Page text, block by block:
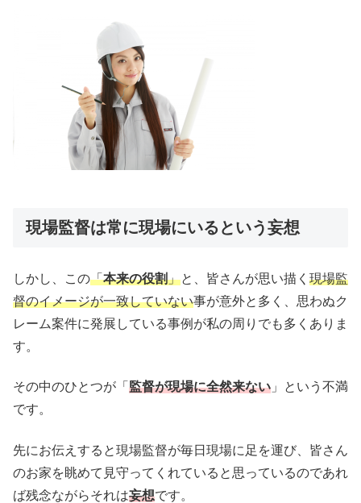
現場監督は常に現場にいるという妄想
しかし、この「本来の役割」と、皆さんが思い描く 現場監
督のイメージが一致していない事が意外と多く、思わぬク
レーム案件に発展している事例が私の周りでも多くありま
す。
その中のひとつが「 監督が現場に全然来ない 」という不満
です。
先にお伝えすると現場監督が毎日現場に足を運び、皆さん
のお家を眺めて見守ってくれていると思っているのであれ
ば残念ながらそれは妄想です。